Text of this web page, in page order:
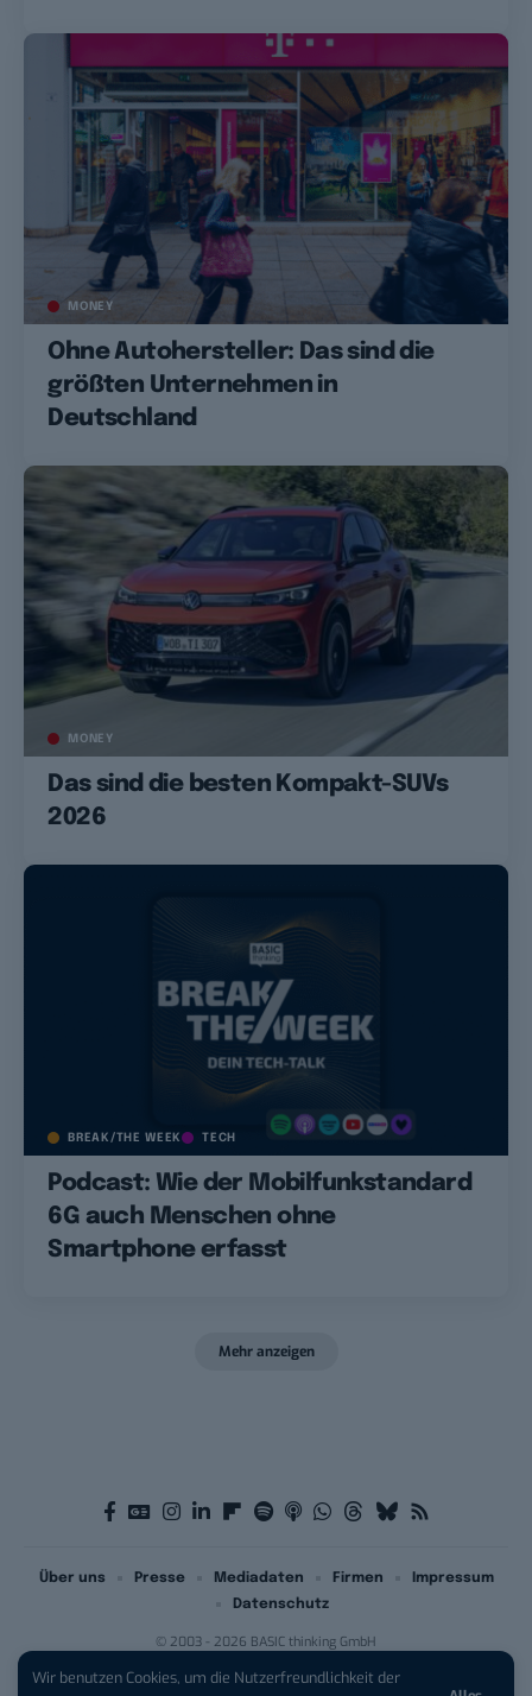
Wir benutzen Cookies, um die Nutzerfreundlichkeit der
MONEY
Ohne Autohersteller: Das sind die
größten Unternehmen in
Deutschland
MONEY
Das sind die besten Kompakt-SUVs
2026
BREAK/THE WEEK TECH
Podcast: Wie der Mobilfunkstandard
6G auch Menschen ohne
Smartphone erfasst
Mehr anzeigen
© 2003 - 2026 BASIC thinking GmbH
Über uns Presse Mediadaten Firmen
Impressum
Datenschutz